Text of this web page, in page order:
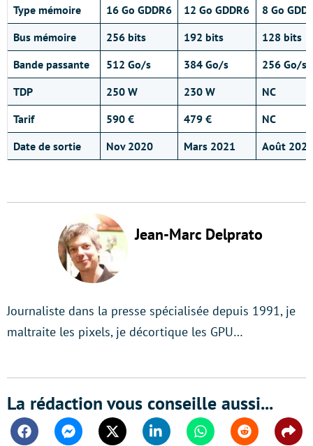
Type mémoire 16 Go GDDR6 12 Go GDDR6
8 Go
Bus mémoire
256 bits 192 bits
128 bits
Bande passante
512 Go/s 384 Go/s
256 Go/s
TDP
250 W 230 W
NC
Tarif
590 € 479 €
NC
Date de sortie
Nov 2020 Mars 2021 Août 2021
Jean-Marc Delprato
Journaliste dans la presse spécialisée depuis 1991, je
maltraite les pixels, je décortique les GPU…
La rédaction vous conseille aussi...
FacebookMessengerTwitter Linkedin WhatsappReddit